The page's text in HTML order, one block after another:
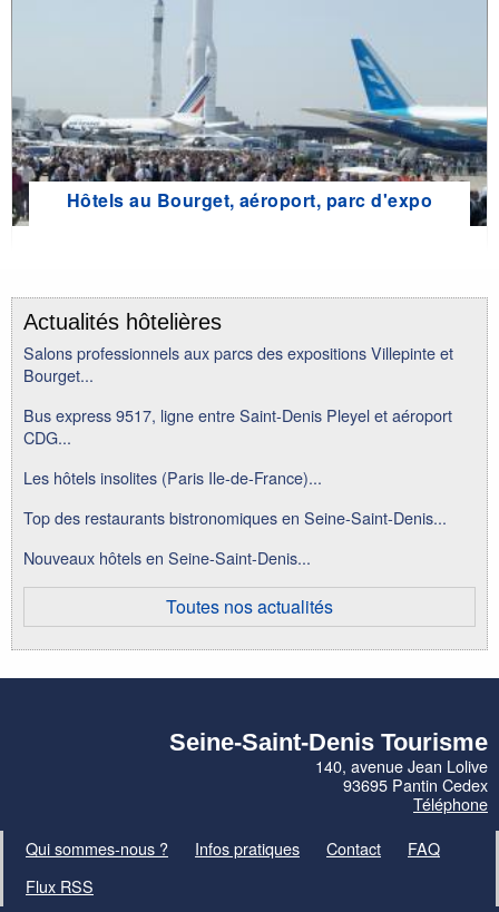
Hôtels au Bourget, aéroport, parc d'expo
Actualités hôtelières
Salons professionnels aux parcs des expositions Villepinte et
Bourget...
Bus express 9517, ligne entre Saint-Denis Pleyel et aéroport
CDG...
Les hôtels insolites (Paris Ile-de-France)...
Top des restaurants bistronomiques en Seine-Saint-Denis...
Nouveaux hôtels en Seine-Saint-Denis...
Toutes nos actualités
Seine-Saint-Denis Tourisme
140, avenue Jean Lolive
93695 Pantin Cedex
Téléphone
Qui sommes-nous ?
Infos pratiques Contact
FAQ
Flux RSS